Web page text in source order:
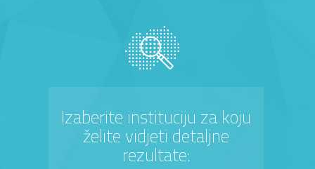
Izaberite instituciju za koju
želite vidjeti detaljne
rezultate: